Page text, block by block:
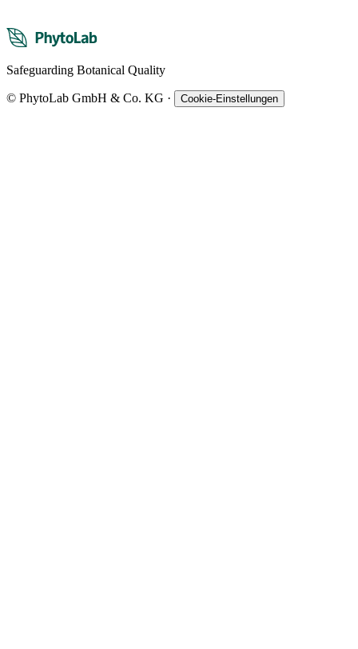
Safeguarding Botanical Quality
© PhytoLab GmbH & Co. KG · Cookie-Einstellungen